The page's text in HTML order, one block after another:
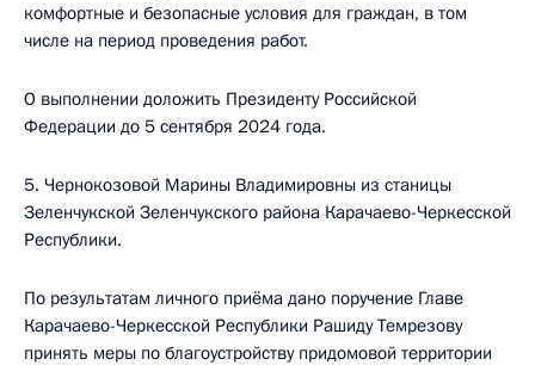
комфортные и безопасные условия для граждан, в том
числе на период проведения работ.
О выполнении доложить Президенту Российской
Федерации до 5 сентября 2024 года.
5. Чернокозовой Марины Владимировны из станицы
Зеленчукской Зеленчукского района Карачаево-Черкесской
Республики.
По результатам личного приёма дано поручение Главе
Карачаево-Черкесской Республики Рашиду Темрезову
принять меры по благоустройству придомовой территории